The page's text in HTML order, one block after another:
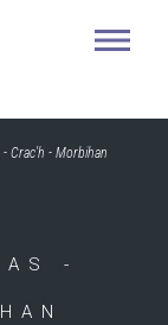
- Crac'h - Morbihan
-